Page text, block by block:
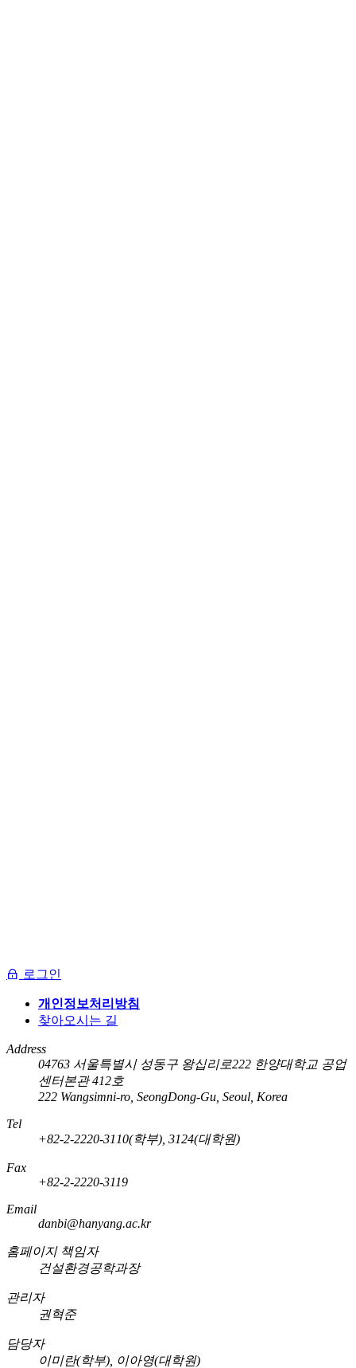
로그인
개인정보처리방침
찾아오시는 길
Address
04763 서울특별시 성동구 왕십리로222 한양대학교 공업
센터본관 412호
222 Wangsimni-ro, SeongDong-Gu, Seoul, Korea
Tel
+82-2-2220-3110(학부), 3124(대학원)
Fax
+82-2-2220-3119
Email
danbi@hanyang.ac.kr
홈페이지 책임자
건설환경공학과장
관리자
권혁준
담당자
이미란(학부), 이아영(대학원)